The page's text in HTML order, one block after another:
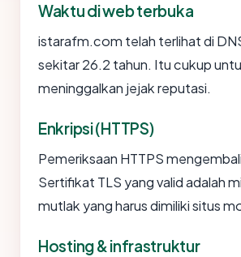
Waktu di web terbuka
istarafm.com telah terlihat di
sekitar 26.2 tahun. Itu cukup
meninggalkan jejak reputasi.
Enkripsi (HTTPS)
Pemeriksaan HTTPS
Sertifikat TLS yang valid adalah
mutlak yang harus dimiliki situs
Hosting & infrastruktur